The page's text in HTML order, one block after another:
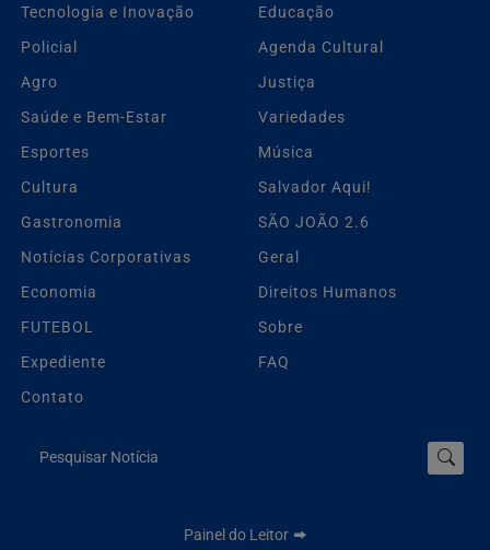
Tecnologia e Inovação
Educação
Policial
Agenda Cultural
Agro
Justiça
Saúde e Bem-Estar
Variedades
Esportes
Música
Cultura
Salvador Aqui!
Gastronomia
SÃO JOÃO 2.6
Notícias Corporativas
Geral
Economia
Direitos Humanos
FUTEBOL
Sobre
Expediente
FAQ
Contato
Pesquisar Notícia
Painel do Leitor